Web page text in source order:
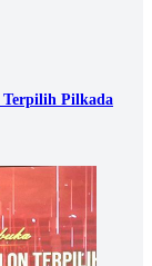
Terpilih Pilkada